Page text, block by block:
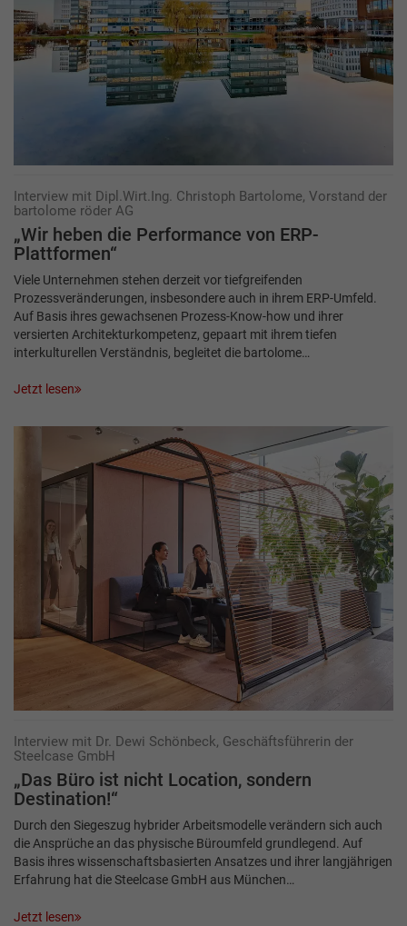
Interview mit Dipl.Wirt.Ing. Christoph Bartolome, Vorstand der
bartolome röder AG
„Wir heben die Performance von ­ERP-
Plattformen“
Viele Unternehmen stehen derzeit vor tiefgreifenden
Prozessveränderungen, insbesondere auch in ihrem ERP-Umfeld.
Auf Basis ihres gewachsenen Prozess-Know-how und ihrer
versierten Architekturkompetenz, gepaart mit ihrem tiefen
interkulturellen Verständnis, begleitet die bartolome…
Jetzt lesen
Interview mit Dr. Dewi Schönbeck, Geschäftsführerin der
Steelcase GmbH
„Das Büro ist nicht Location, sondern
Destination!“
Durch den Siegeszug hybrider Arbeitsmodelle verändern sich auch
die Ansprüche an das physische Büroumfeld grundlegend. Auf
Basis ihres wissenschaftsbasierten Ansatzes und ihrer langjährigen
Erfahrung hat die Steelcase GmbH aus München…
Jetzt lesen